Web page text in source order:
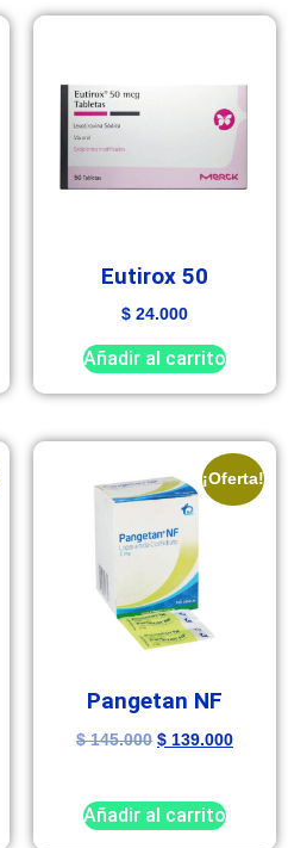
Eutirox 50
$ 24.000
Añadir al carrito
¡Oferta!
Pangetan NF
$145.000 $ 139.000
Añadir al carrito